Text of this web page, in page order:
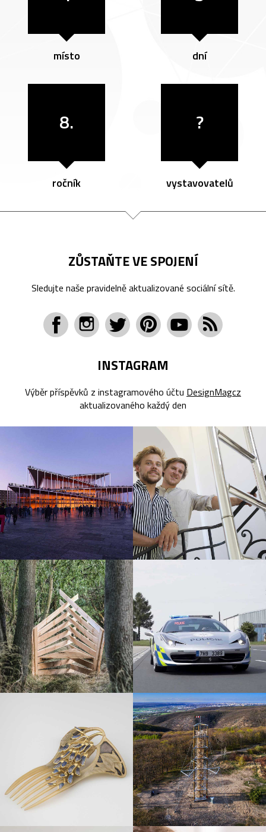
místo dní
8.
ročník
?
vystavovatelů
ZŮSTAŇTE VE SPOJENÍ
Sledujte naše pravidelně aktualizované sociální sítě.
INSTAGRAM
Výběr příspěvků z instagramového účtu DesignMagcz
aktualizovaného každý den